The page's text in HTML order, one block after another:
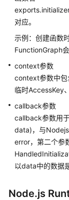
事
函
数
使
用
Node.js
开
发
函
数
使
华
对应。
示例：创建函数
FunctionGraph
context参数
context参数中包
临时AccessKey
callback参数
callback参数用
data)，与
error，第二个参
以data中的数据
Node.js